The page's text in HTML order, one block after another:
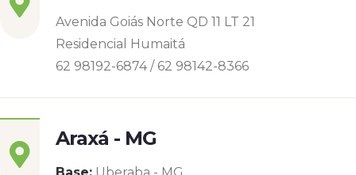
Avenida Goiás Norte QD 11 LT 21
Residencial Humaitá
62 98192-6874 / 62 98142-8366
Araxá - MG